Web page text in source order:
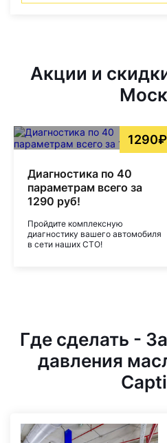
Акции и
1290₽
Диагностика по 40
параметрам всего за
1290 руб!
Пройдите комплексную
диагностику вашего автомобиля
в сети наших СТО!
Где сделать -
давления